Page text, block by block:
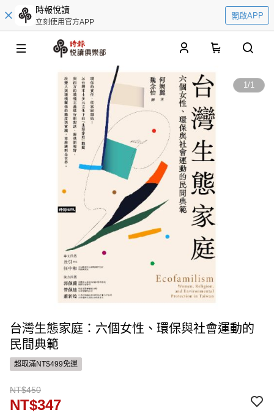
時報悅讀
立刻使用官方APP
開啟APP
1/1
台灣生態家庭：六個女性、環保與社會運動的
民間典範
超取滿NT$499免運
NT$450
NT$347